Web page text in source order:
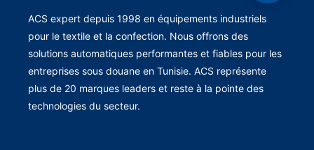
ACS expert depuis 1998 en équipements industriels
pour le textile et la confection. Nous offrons des
solutions automatiques performantes et fiables pour les
entreprises sous douane en Tunisie. ACS représente
plus de 20 marques leaders et reste à la pointe des
technologies du secteur.